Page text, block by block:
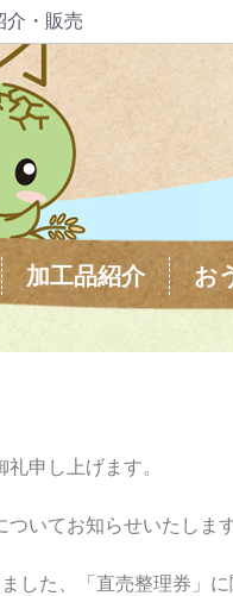
介・販売
加工品紹介 お
申し上げます。
いてお知らせいたします
した、「直売整理券」